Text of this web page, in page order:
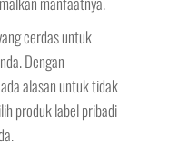
cerdas untuk
Dengan
alasan untuk tidak
produk label pribadi